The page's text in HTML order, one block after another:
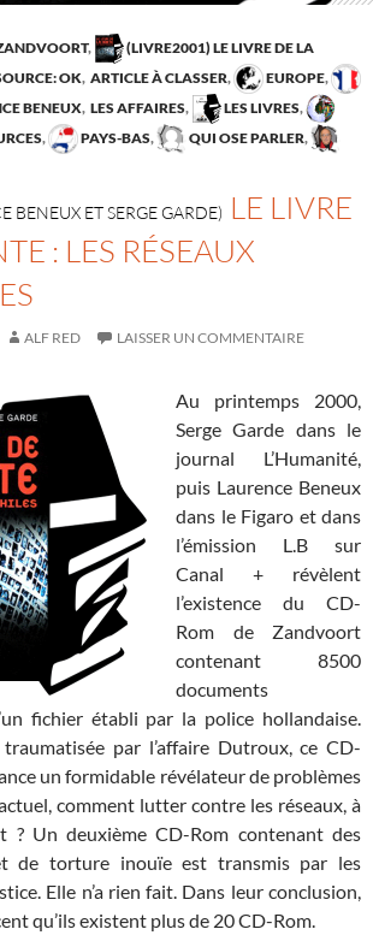
,
(LIVRE2001) LE LIVRE DE LA
OK, ARTICLE À CLASSER, EUROPE,
BENEUX, LES AFFAIRES, LES LIVRES,
, PAYS-BAS, QUI OSE PARLER,
BENEUX ET SERGE GARDE) LE LIVRE
: LES RÉSEAUX
ALF RED LAISSER UN COMMENTAIRE
Au printemps 2000,
Serge Garde dans le
journal L’Humanité,
puis Laurence Beneux
dans le Figaro et dans
l’émission L.B sur
Canal + révèlent
l’existence du CD-
Rom de Zandvoort
contenant 8500
documents
fichier établi par la police hollandaise.
par l’affaire Dutroux, ce CD-
un formidable révélateur de problèmes
comment lutter contre les réseaux, à
? Un deuxième CD-Rom contenant des
de torture inouïe est transmis par les
Elle n’a rien fait. Dans leur conclusion,
qu’ils existent plus de 20 CD-Rom.